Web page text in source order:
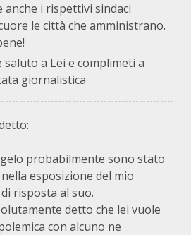
anche i rispettivi sindaci
le città che amministrano.
saluto a Lei e complimeti a
giornalistica
probabilmente sono stato
esposizione del mio
risposta al suo.
detto che lei vuole
con alcuno ne